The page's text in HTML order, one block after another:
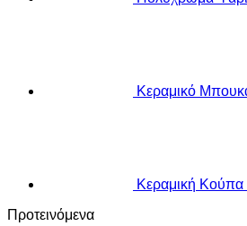
Κεραμικό
Κεραμική
Προτεινόμενα